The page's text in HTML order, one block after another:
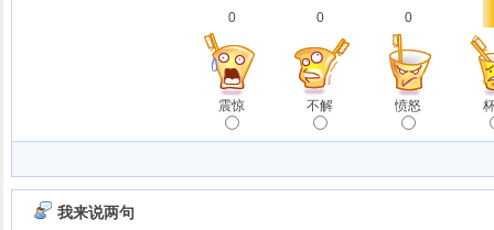
0
震惊
0
不解
0
愤怒